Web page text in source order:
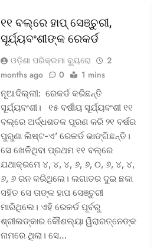
୧୧ ବଲ୍‌ରେ ହାପ୍ ସେଞ୍ଚୁରୀ,
ସୂର୍ଯ୍ୟବଂଶୀଙ୍କ ରେକର୍ଡ
ଓଡ଼ିଶା ପରିକ୍ରମା ବ୍ୟୁରୋ
2
months ago
0 1 mins
ନୂଆଦିଲ୍ଲୀ: ରେକର୍ଡ କରିଛନ୍ତି
ସୂର୍ଯ୍ୟବଂଶୀ। ୧୫ ବର୍ଷୀୟ ସୂର୍ଯ୍ୟବଂଶୀ ୧୧
ବଲ୍‌ରେ ଅର୍ଦ୍ଧଶତକ ପୂରଣ କରି ୨୧ ବର୍ଷର
ପୁରୁଣା ଲିଷ୍ଟ-ଏ’ ରେକର୍ଡ ଭାଙ୍ଗିଛନ୍ତି।
ସେ ଖେଳିଥିବା ପ୍ରଥମ ୧୧ ବଲ୍‌ରେ
ଯଥାକ୍ରମେ ୪, ୪, ୪, ୬, ୬, ୦, ୬, ୪, ୪,
୬, ୬ ରନ କରିଥିଲେ। ଲଗାତର ଦୁଇ ଛକା
ସହିତ ସେ ତାଙ୍କ ହାପ ସେଞ୍ଚୁରୀ
ମାରିଥିଲେ। ଏହି ରେକର୍ଡ ପୂର୍ବରୁ
ଶ୍ରୀଲଙ୍କାର କୌଶଲ୍ୟା ୱିରାରତ୍ନେଙ୍କ
ନାମରେ ଥିଲା। ସେ…